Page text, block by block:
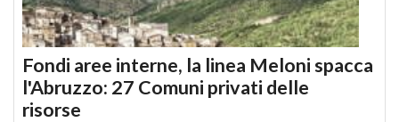
Fondi aree interne, la linea Meloni spacca
l'Abruzzo: 27 Comuni privati delle
risorse